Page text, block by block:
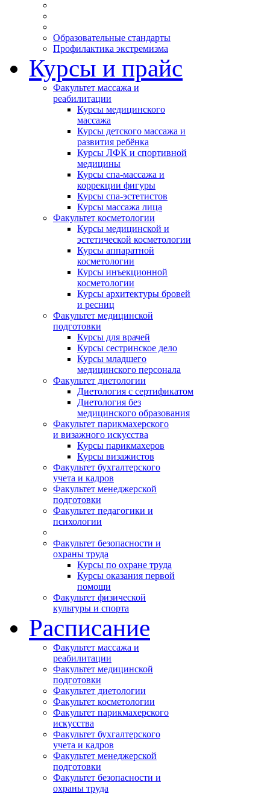
Образовательные стандарты
Профилактика экстремизма
Курсы и прайс
Факультет массажа и
реабилитации
Курсы медицинского
массажа
Курсы детского массажа и
развития ребёнка
Курсы ЛФК и спортивной
медицины
Курсы спа-массажа и
коррекции фигуры
Курсы спа-эстетистов
Курсы массажа лица
Факультет косметологии
Курсы медицинской и
эстетической косметологии
Курсы аппаратной
косметологии
Курсы инъекционной
косметологии
Курсы архитектуры бровей
и ресниц
Факультет медицинской
подготовки
Курсы для врачей
Курсы сестринское дело
Курсы младшего
медицинского персонала
Факультет диетологии
Диетология с сертификатом
Диетология без
медицинского образования
Факультет парикмахерского
и визажного искусства
Курсы парикмахеров
Курсы визажистов
Факультет бухгалтерского
учета и кадров
Факультет менеджерской
подготовки
Факультет педагогики и
психологии
Факультет безопасности и
охраны труда
Курсы по охране труда
Курсы оказания первой
помощи
Факультет физической
культуры и спорта
Расписание
Факультет массажа и
реабилитации
Факультет медицинской
подготовки
Факультет диетологии
Факультет косметологии
Факультет парикмахерского
искусства
Факультет бухгалтерского
учета и кадров
Факультет менеджерской
подготовки
Факультет безопасности и
охраны труда